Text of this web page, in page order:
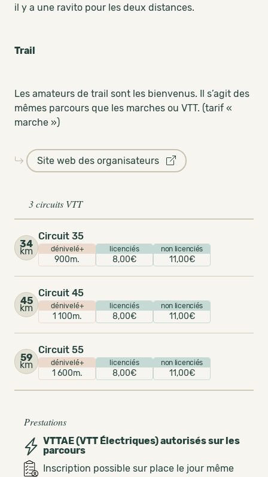
il y a une ravito pour les deux distances.
Trail
Les amateurs de trail sont les bienvenus. Il s’agit des
mêmes parcours que les marches ou VTT. (tarif «
marche »)
Site web des organisateurs
3 circuits VTT
34
km
Circuit 35
dénivelé+
900m.
licenciés
8,00€
non licenciés
11,00€
45
km
Circuit 45
dénivelé+
1 100m.
licenciés
8,00€
non licenciés
11,00€
59
km
Circuit 55
dénivelé+
1 600m.
licenciés
8,00€
non licenciés
11,00€
Prestations
VTTAE (VTT Électriques) autorisés sur les
parcours
Inscription possible sur place le jour même